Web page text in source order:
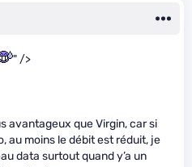
" />
avantageux que Virgin, car si
au moins le débit est réduit, je
data surtout quand y’a un